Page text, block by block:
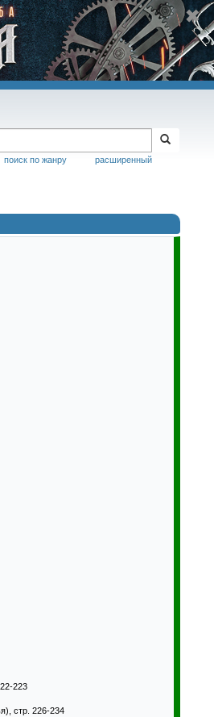
расширенный
поиск по жанру
223
стр. 226-234